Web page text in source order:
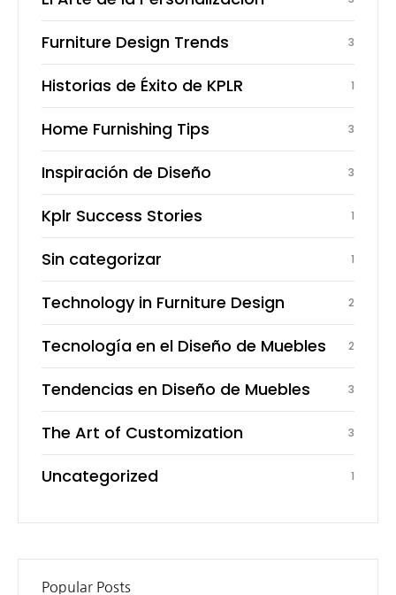
Furniture Design Trends 3
Historias de Éxito de KPLR 1
Home Furnishing Tips 3
Inspiración de Diseño 3
Kplr Success Stories 1
Sin categorizar 1
Technology in Furniture Design 2
Tecnología en el Diseño de Muebles 2
Tendencias en Diseño de Muebles 3
The Art of Customization 3
Uncategorized 1
Popular Posts